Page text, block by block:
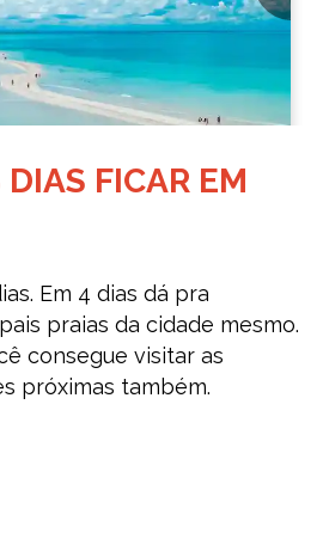
FICAR EM
Em 4 dias dá pra
praias da cidade mesmo.
consegue visitar as
próximas também.